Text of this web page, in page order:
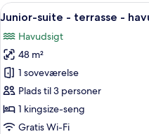
Indlæs
alle
billeder
af
Junior-
suite
-
terrasse
8
Junior-suite - terrasse -
Havudsigt
48 m²
1 soveværelse
Plads til 3 personer
1 kingsize-seng
Gratis Wi-Fi